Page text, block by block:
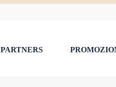
PARTNERS